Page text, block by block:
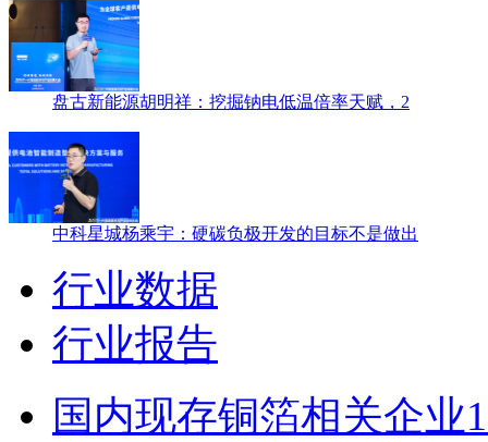
盘古新能源胡明祥：挖掘钠电低温倍率天赋，2
中科星城杨乘宇：硬碳负极开发的目标不是做出
行业数据
行业报告
国内现存铜箔相关企业